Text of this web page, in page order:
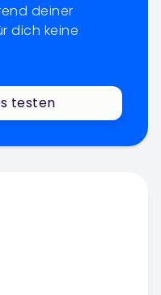
deiner
dich keine
testen